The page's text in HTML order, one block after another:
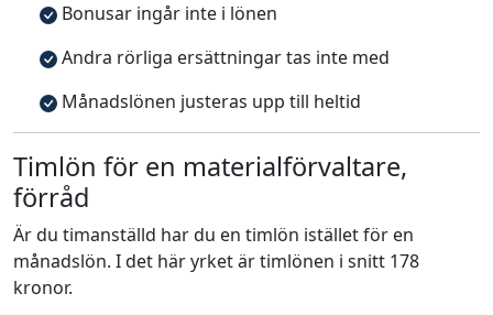
Bonusar ingår inte i lönen
Andra rörliga ersättningar tas inte med
Månadslönen justeras upp till heltid
Timlön för en materialförvaltare,
förråd
Är du timanställd har du en timlön istället för en
månadslön. I det här yrket är timlönen i snitt 178
kronor.